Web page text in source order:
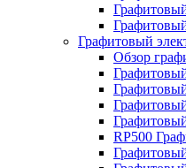
Графитовый
Обзор
RP500